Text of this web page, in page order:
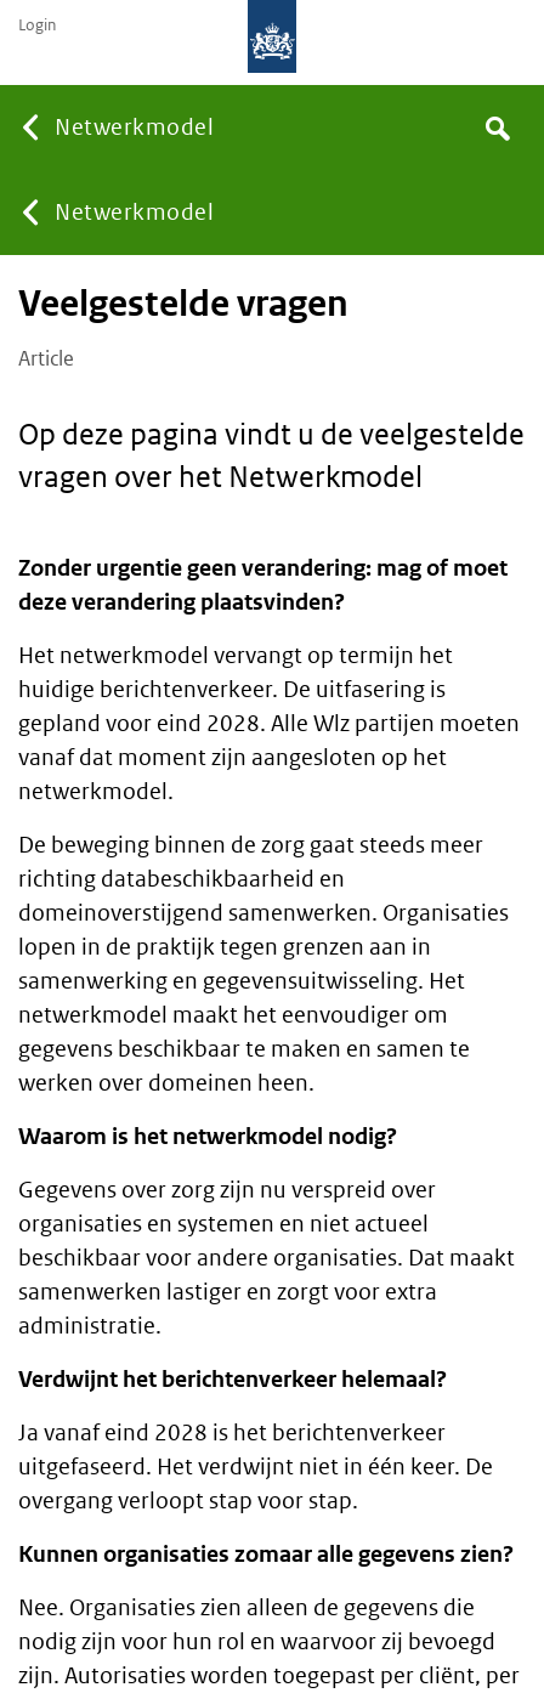
Netwerkmodel
You
are
Netwerkmodel
the
Search
Login
Veelgestelde vragen
Article
Op deze pagina vindt u de veelgestelde
vragen over het Netwerkmodel
tekst
Zonder urgentie geen verandering: mag of moet
deze verandering plaatsvinden?
Het netwerkmodel vervangt op termijn het
huidige berichtenverkeer. De uitfasering is
gepland voor eind 2028. Alle Wlz partijen moeten
vanaf dat moment zijn aangesloten op het
netwerkmodel.
De beweging binnen de zorg gaat steeds meer
richting databeschikbaarheid en
domeinoverstijgend samenwerken. Organisaties
lopen in de praktijk tegen grenzen aan in
samenwerking en gegevensuitwisseling. Het
netwerkmodel maakt het eenvoudiger om
gegevens beschikbaar te maken en samen te
werken over domeinen heen.
Waarom is het netwerkmodel nodig?
Gegevens over zorg zijn nu verspreid over
organisaties en systemen en niet actueel
beschikbaar voor andere organisaties. Dat maakt
samenwerken lastiger en zorgt voor extra
administratie.
Verdwijnt het berichtenverkeer helemaal?
Ja vanaf eind 2028 is het berichtenverkeer
uitgefaseerd. Het verdwijnt niet in één keer. De
overgang verloopt stap voor stap.
Kunnen organisaties zomaar alle gegevens zien?
Nee. Organisaties zien alleen de gegevens die
nodig zijn voor hun rol en waarvoor zij bevoegd
zijn. Autorisaties worden toegepast per cliënt, per